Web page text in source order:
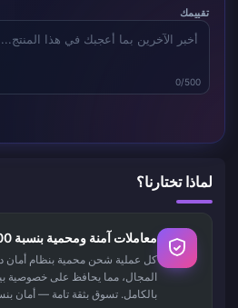
تقييمك
0/500
لماذا تختارنا؟
معاملات آمنة ومحمية بنسبة 100%
كل عملية شحن محمية بنظام أمان
المجال، مما يحافظ على خصوصية
بالكامل. تسوق بثقة تامة — أمان بنسبة 100% في كل